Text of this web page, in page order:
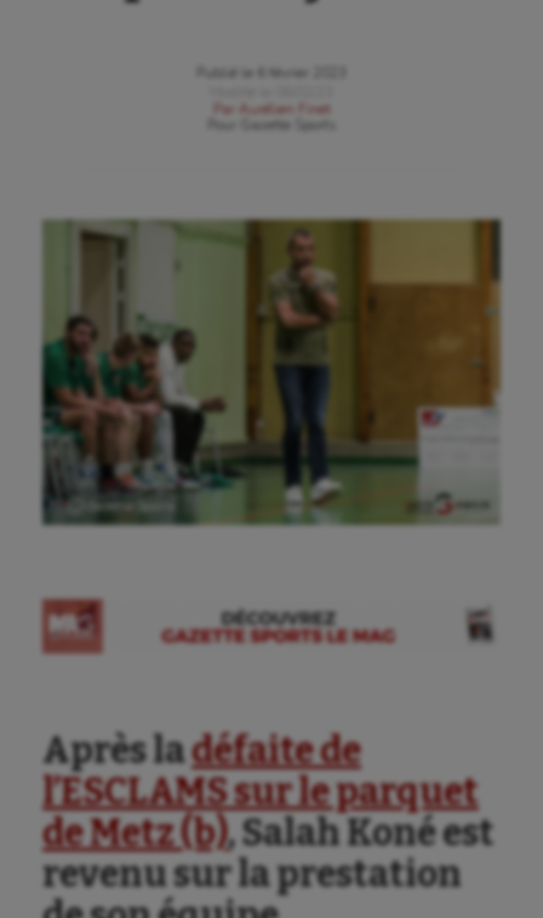
Publié le
6 février 2023
Par
Aurélien Finet
Gazette Sports
Après ladéfaite de
l’ESCLAMS sur le parquet
de Metz (b), Salah Koné est
revenu sur la prestation